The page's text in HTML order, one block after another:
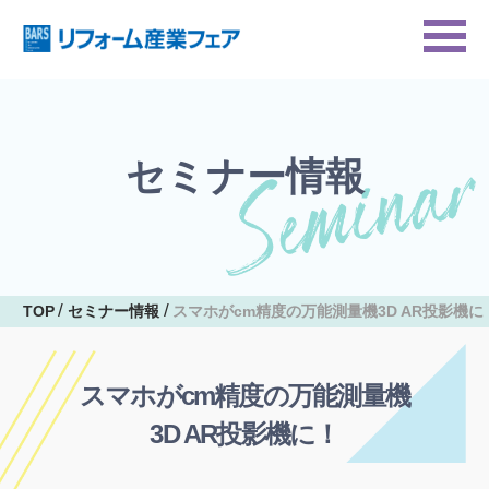
セミナー情報
TOP セミナー情報 スマホがcm精度の万能測量機3D AR投影機に
スマホがcm精度の万能測量機
3D AR投影機に！